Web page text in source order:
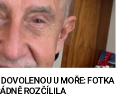
U MOŘE: FOTKA
ROZČÍLILA